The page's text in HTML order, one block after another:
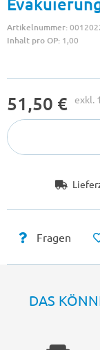
Artikelnummer:
Inhalt pro OP: 1,00
51,50 € exkl.
Fragen
DAS